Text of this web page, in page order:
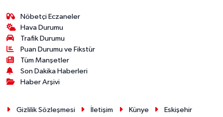
Nöbetçi Eczaneler
Hava Durumu
Trafik Durumu
Puan Durumu ve Fikstür
Tüm Manşetler
Son Dakika Haberleri
Haber Arşivi
Gizlilik Sözleşmesi İletişim Künye
Eskişehir